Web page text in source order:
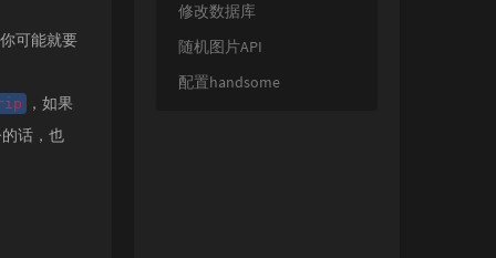
可能就要
，如果
话，也
修改数据库
随机图片API
配置handsome